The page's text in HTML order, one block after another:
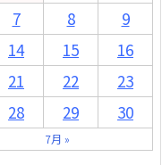
7 8
9
14 15
16
21 22
23
28 29 30
7月 »